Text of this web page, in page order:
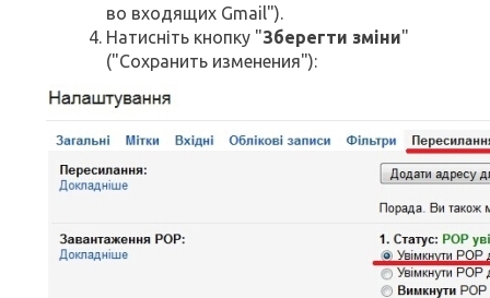
во входящих Gmail").
Натисніть кнопку "Зберегти зміни"
("Сохранить изменения"):